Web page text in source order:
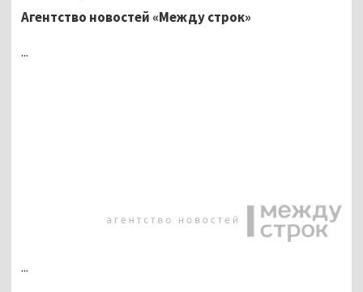
Агентство новостей «Между строк»
...
...